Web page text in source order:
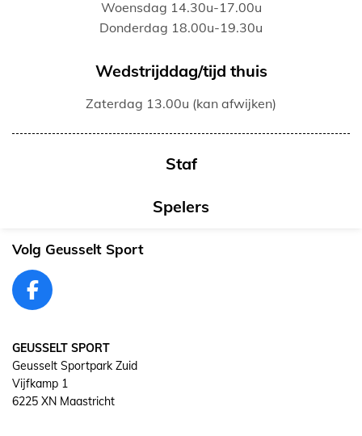
Woensdag 14.30u-17.00u
Donderdag 18.00u-19.30u
Wedstrijddag/tijd thuis
Zaterdag 13.00u (kan afwijken)
Staf
Spelers
Volg Geusselt Sport
F
a
e
b
o
GEUSSELT SPORT
Geusselt Sportpark Zuid
Vijfkamp 1
6225 XN Maastricht